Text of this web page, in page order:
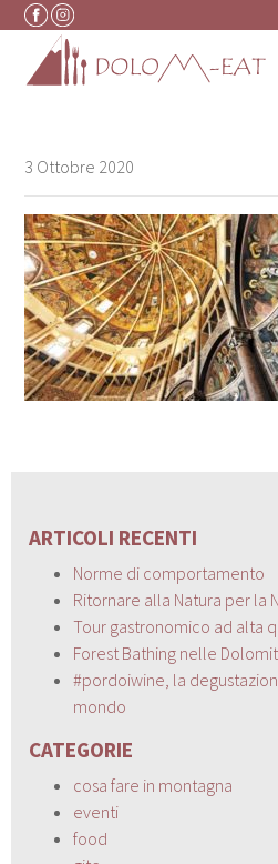
Vai al contenuto
3 Ottobre 2020
ARTICOLI RECENTI
Norme di comportamento
Ritornare alla Natura per la
Tour gastronomico ad alta
Forest Bathing nelle
#pordoiwine, la
mondo
CATEGORIE
cosa fare in montagna
eventi
food